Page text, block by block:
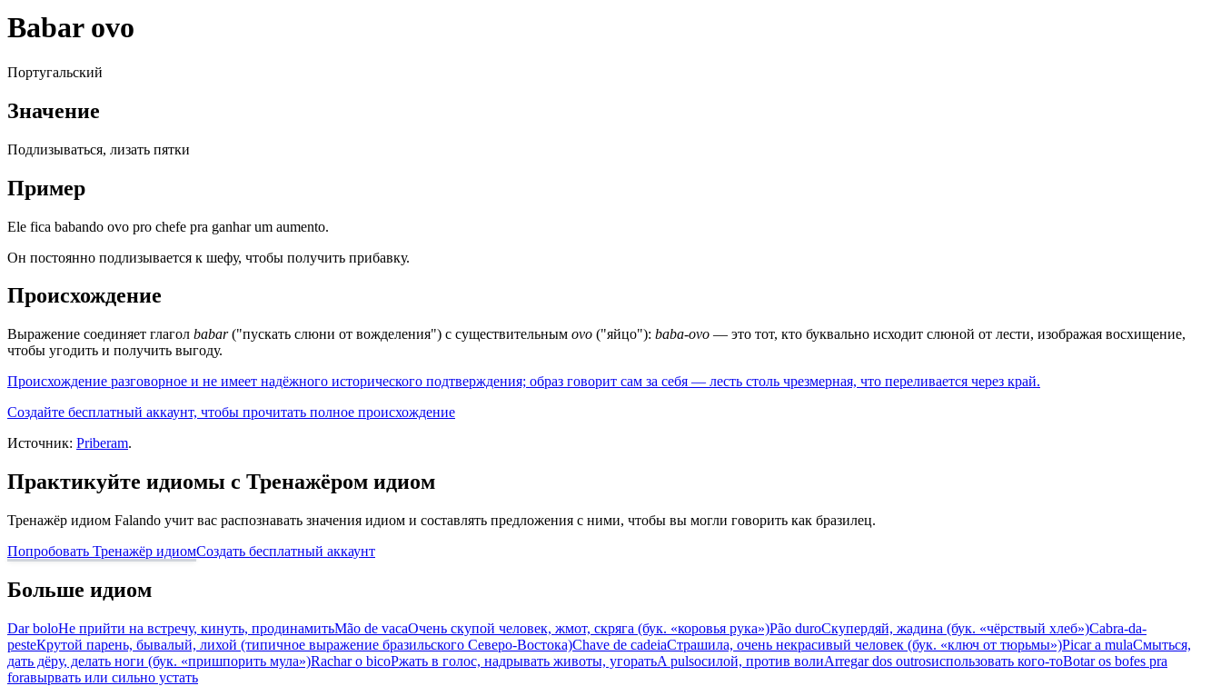
Babar ovo
Португальский
Значение
Подлизываться, лизать пятки
Пример
Ele fica babando ovo pro chefe pra ganhar um aumento.
Он постоянно подлизывается к шефу, чтобы получить прибавку.
Происхождение
Выражение соединяет глагол babar("пускать слюни от вожделения") с существительным ovo ("яйцо"): baba-ovo — это тот, кто буквально исходит слюной от лести, изображая восхищение,
чтобы угодить и получить выгоду.
Происхождение разговорное и не имеет надёжного исторического подтверждения; образ говорит сам за себя — лесть столь чрезмерная, что переливается через край.
Создайте бесплатный аккаунт, чтобы прочитать полное происхождение
Источник: Priberam.
Практикуйте идиомы с Тренажёром идиом
Тренажёр идиом Falando учит вас распознавать значения идиом и составлять предложения с ними, чтобы вы могли говорить как бразилец.
Попробовать Тренажёр идиомСоздать бесплатный аккаунт
Больше идиом
Dar boloНе прийти на встречу, кинуть, продинамитьMão de vacaОчень скупой человек, жмот, скряга (бук. «коровья рука»)Pão duroСкупердяй, жадина (бук. «чёрствый хлеб»)Cabra-da-
pesteКрутой парень, бывалый, лихой (типичное выражение бразильского Северо-Востока)Chave de cadeiaСтрашила, очень некрасивый человек (бук. «ключ от тюрьмы»)Picar a mulaСмыться,
дать дёру, делать ноги (бук. «пришпорить мула»)Rachar o bicoРжать в голос, надрывать животы, угоратьA pulsoсилой, против волиArregar dos outrosиспользовать кого-тоBotar os bofes pra
foraвырвать или сильно устать